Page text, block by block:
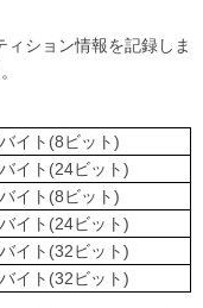
ション情報を記録しま
イト(8ビット)
イト(24ビット)
イト(8ビット)
イト(24ビット)
イト(32ビット)
イト(32ビット)